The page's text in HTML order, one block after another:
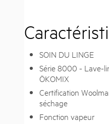
SOIN DU LINGE
Série 8000 - Lave-
ÖKOMIX
Certification
séchage
Fonction vapeur